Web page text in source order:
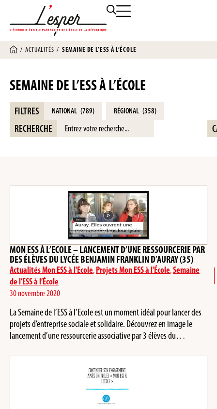
/ACTUALITÉS / SEMAINE DE L’ESS À L’ÉCOLE
SEMAINE DE L’ESS À L’ÉCOLE
FILTRES NATIONAL (789) RÉGIONAL (358)
RECHERCHE
MON ESS À L’ECOLE – LANCEMENT D’UNE RESSOURCERIE PAR
DES ÉLÈVES DU LYCÉE BENJAMIN FRANKLIN D’AURAY (35)
Actualités Mon ESS à l'Ecole,Projets Mon ESS à l'École,Semaine
de l’ESS à l’École
30 novembre 2020
La Semaine de l’ESS à l’Ecole est un moment idéal pour lancer des
projets d’entreprise sociale et solidaire. Découvrez en image le
lancement d’une ressourcerie associative par 3 élèves du…